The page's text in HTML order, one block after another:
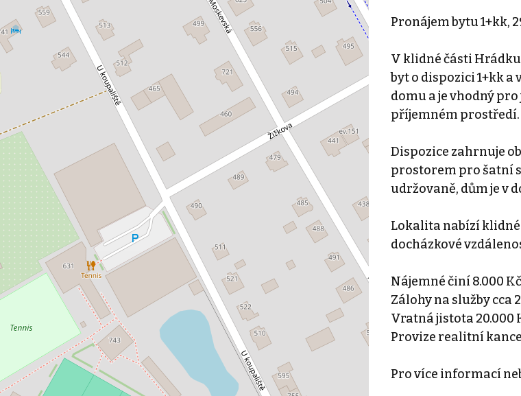
Pronájem bytu 1+kk,
V klidné části
byt o dispozici 1+kk a
domu a je vhodný
příjemném prostředí.
Dispozice zahrnuje
prostorem pro šatní
udržovaně, dům je v
Lokalita nabízí klidné
docházkové
Nájemné činí 8.000
Zálohy na služby cca
Vratná jistota 20.000
Provize realitní
Pro více informací